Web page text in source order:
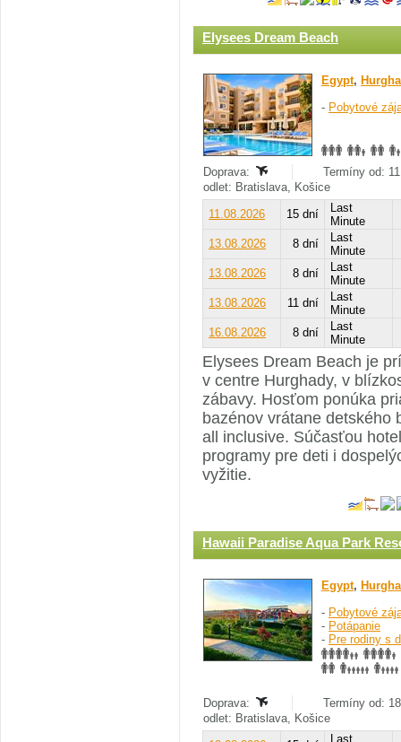
Elysees Dream Beach
Egypt,
- Pobytové
Doprava:
Termíny od:
odlet: Bratislava, Košice
11.08.2026
15 dní
Last
Minute
13.08.2026
8 dní
Last
Minute
13.08.2026
8 dní
Last
Minute
13.08.2026
11 dní
Last
Minute
16.08.2026
8 dní
Last
Minute
Elysees Dream Beach je
v centre Hurghady, v
zábavy. Hosťom ponúka
bazénov vrátane detského
all inclusive. Súčasťou
programy pre deti i
vyžitie.
Hawaii Paradise Aqua Park
Egypt,
- Pobytové
- Potápanie
- Pre rodiny s
Doprava:
Termíny od:
odlet: Bratislava, Košice
Last